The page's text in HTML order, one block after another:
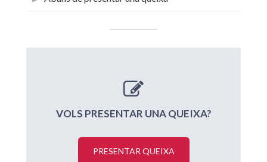
VOLS PRESENTAR UNA QUEIXA?
PRESENTAR QUEIXA